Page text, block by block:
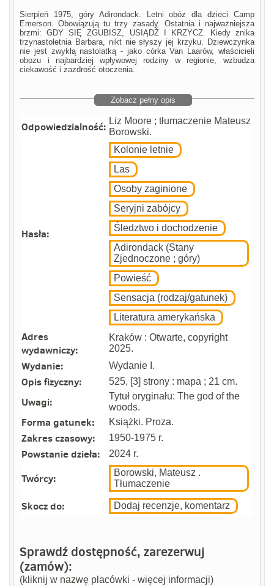
Sierpień 1975, góry Adirondack. Letni obóz dla dzieci Camp
Emerson. Obowiązują tu trzy zasady. Ostatnia i najważniejsza
brzmi: GDY SIĘ ZGUBISZ, USIĄDŹ I KRZYCZ. Kiedy znika
trzynastoletnia Barbara, nikt nie słyszy jej krzyku. Dziewczynka
nie jest zwykłą nastolatką - jako córka Van Laarów, właścicieli
obozu i najbardziej wpływowej rodziny w regionie, wzbudza
ciekawość i zazdrość otoczenia.
Zobacz pełny opis
Odpowiedzialność: Liz Moore ; tłumaczenie Mateusz
Borowski.
Hasła:
Kolonie letnie
Las
Osoby zaginione
Seryjni zabójcy
Śledztwo i dochodzenie
Adirondack (Stany
Zjednoczone ; góry)
Powieść
Sensacja (rodzaj/gatunek)
Literatura amerykańska
Adres
wydawniczy:
Kraków : Otwarte, copyright
2025.
Wydanie: Wydanie I.
Opis fizyczny: 525, [3] strony : mapa ; 21 cm.
Uwagi:
Tytuł oryginału: The god of the
woods.
Forma gatunek: Książki. Proza.
Zakres czasowy: 1950-1975 r.
Powstanie dzieła: 2024 r.
Twórcy:
Borowski, Mateusz .
Tłumaczenie
Skocz do: Dodaj recenzje, komentarz
Sprawdź dostępność, zarezerwuj
(zamów):
(kliknij w nazwę placówki - więcej informacji)